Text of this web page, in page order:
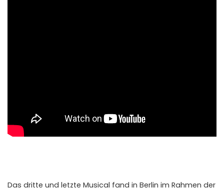
Das dritte und letzte Musical fand in Berlin im Rahmen der